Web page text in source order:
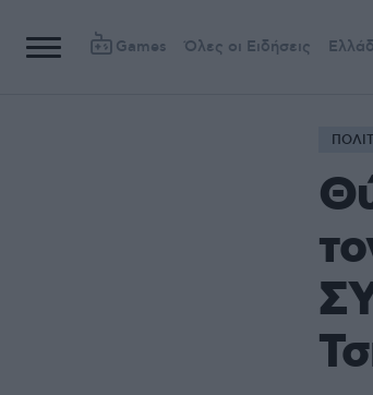
Games Όλες οι Ειδήσεις